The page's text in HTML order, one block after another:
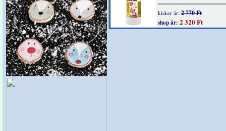
kisker ár: 2 770 Ft
shop ár: 2 320 Ft